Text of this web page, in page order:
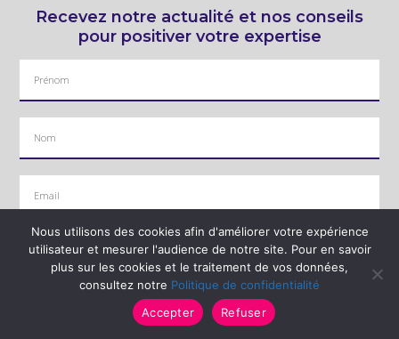
Recevez notre actualité et nos conseils
pour positiver votre expertise
J'ai pris connaissance de la politique de confidentialité et accepte de recevoir les
actualités d'Hura par mail
Je m'inscris
Nous utilisons des cookies afin d'améliorer votre expérience
utilisateur et mesurer l'audience de notre site. Pour en savoir
plus sur les cookies et le traitement de vos données,
consultez notre Politique de confidentialité
Accepter
Refuser